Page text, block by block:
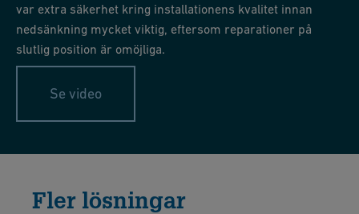
var extra säkerhet kring installationens kvalitet innan
nedsänkning mycket viktig, eftersom reparationer på
slutlig position är omöjliga.
Se video
Fler lösningar